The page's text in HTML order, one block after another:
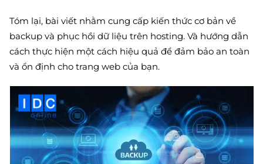
Tóm lại, bài viết nhằm cung cấp kiến thức cơ bản về
backup và phục hồi dữ liệu trên hosting. Và hướng dẫn
cách thực hiện một cách hiệu quả để đảm bảo an toàn
và ổn định cho trang web của bạn.